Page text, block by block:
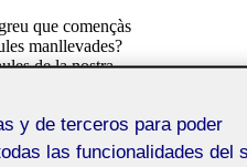
que començàs
manllevades?
de la nostra
paraules
vostè a les
y de terceros para poder
las funcionalidades del